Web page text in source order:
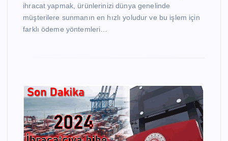
ihracat yapmak, ürünlerinizi dünya genelinde
müşterilere sunmanın en hızlı yoludur ve bu işlem için
farklı ödeme yöntemleri…